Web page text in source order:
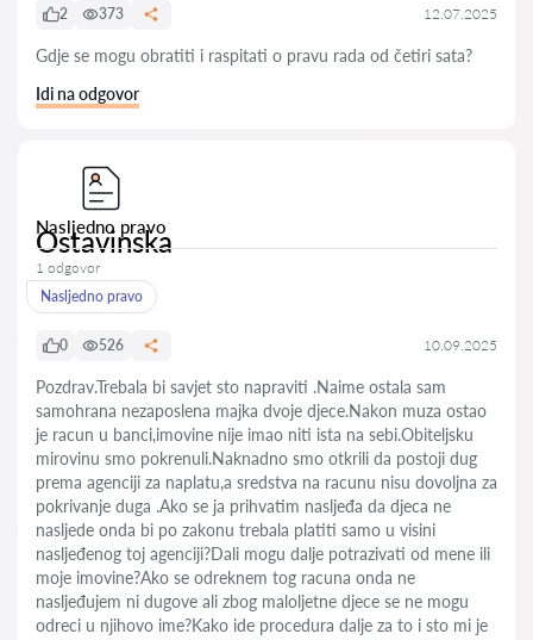
2 373 12.07.2025
Gdje se mogu obratiti i raspitati o pravu rada od četiri sata?
Idi na odgovor
Nasljedno pravo
Ostavinska
1 odgovor
Nasljedno pravo
0 526 10.09.2025
Pozdrav.Trebala bi savjet sto napraviti .Naime ostala sam
samohrana nezaposlena majka dvoje djece.Nakon muza ostao
je racun u banci,imovine nije imao niti ista na sebi.Obiteljsku
mirovinu smo pokrenuli.Naknadno smo otkrili da postoji dug
prema agenciji za naplatu,a sredstva na racunu nisu dovoljna za
pokrivanje duga .Ako se ja prihvatim nasljeđa da djeca ne
nasljede onda bi po zakonu trebala platiti samo u visini
nasljeđenog toj agenciji?Dali mogu dalje potrazivati od mene ili
moje imovine?Ako se odreknem tog racuna onda ne
nasljeđujem ni dugove ali zbog maloljetne djece se ne mogu
odreci u njihovo ime?Kako ide procedura dalje za to i sto mi je